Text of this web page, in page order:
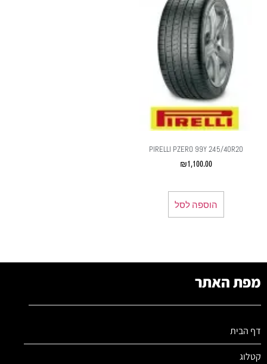
PIRELLI PZERO 99Y 245/40R20
₪1,100.00
הוספה לסל
מפת האתר
דף הבית
קטלוג